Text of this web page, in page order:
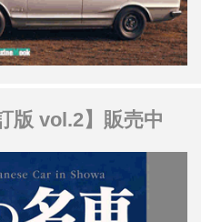
版 vol.2】販売中